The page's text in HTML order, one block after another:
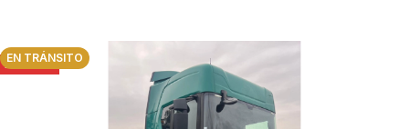
EN TRÁNSITO
AGOTADO